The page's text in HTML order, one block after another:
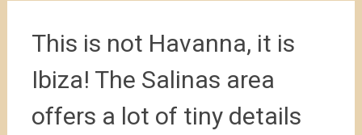
This is not Havanna, it is
Ibiza! The Salinas area
offers a lot of tiny details